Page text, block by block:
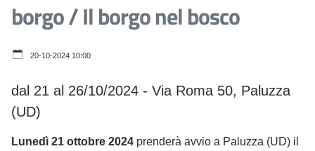
borgo / Il borgo nel bosco
20-10-2024 10:00
dal 21 al 26/10/2024 - Via Roma 50, Paluzza
(UD)
Lunedì 21 ottobre 2024 prenderà avvio a Paluzza (UD) il